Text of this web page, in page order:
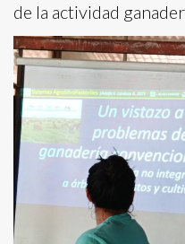
de la actividad